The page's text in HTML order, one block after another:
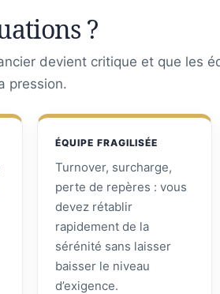
?
devient critique et que les
pression.
ÉQUIPE FRAGILISÉE
Turnover, surcharge,
perte de repères : vous
devez rétablir
rapidement de la
sérénité sans laisser
baisser le niveau
d’exigence.